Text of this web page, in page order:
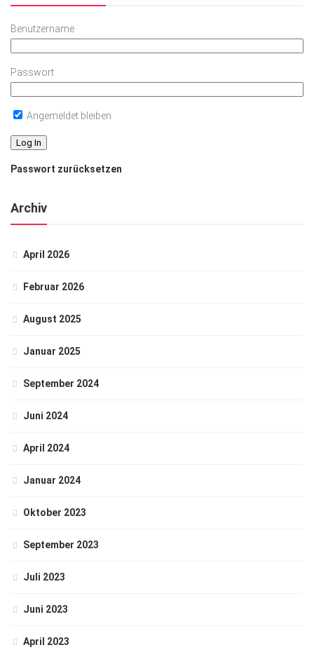
Benutzername
Passwort
Angemeldet bleiben
Passwort zurücksetzen
Archiv
April 2026
Februar 2026
August 2025
Januar 2025
September 2024
Juni 2024
April 2024
Januar 2024
Oktober 2023
September 2023
Juli 2023
Juni 2023
April 2023